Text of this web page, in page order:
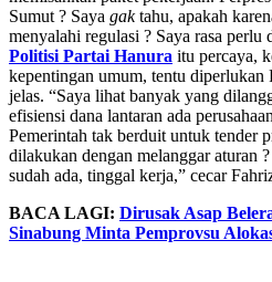
Sumut ? Saya gaktahu, apakah
menyalahi regulasi ? Saya rasa perlu
Politisi Partai Hanura itu percaya,
kepentingan umum, tentu diperlukan
jelas. “Saya lihat banyak yang
efisiensi dana lantaran ada
Pemerintah tak berduit untuk tender
dilakukan dengan melanggar aturan
sudah ada, tinggal kerja,” cecar
BACA LAGI: Dirusak Asap
Sinabung Minta Pemprovsu